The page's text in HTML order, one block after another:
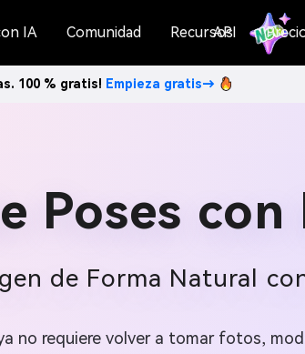
IA Comunidad Recursos
API
100 % gratis! Empieza gratis→
Poses con
de Forma Natural
no requiere volver a tomar fotos,